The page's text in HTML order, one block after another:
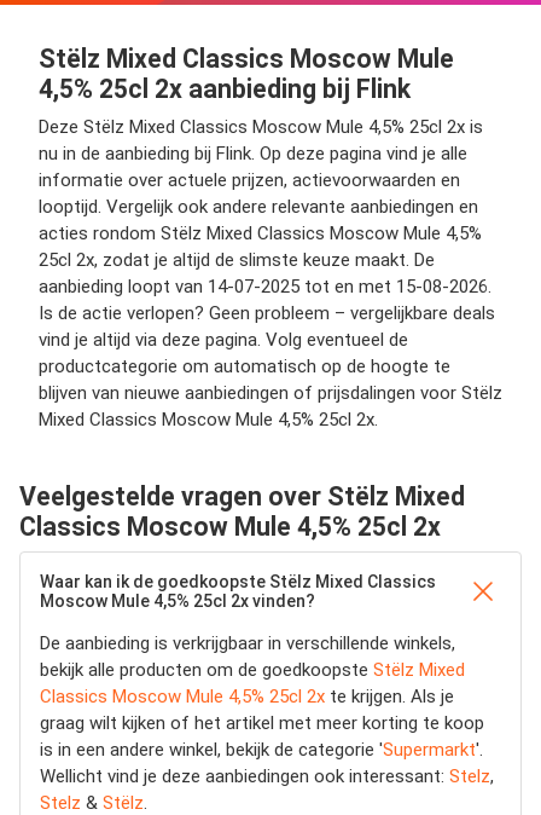
Stëlz Mixed Classics Moscow Mule
4,5% 25cl 2x aanbieding bij Flink
Deze Stëlz Mixed Classics Moscow Mule 4,5% 25cl 2x is
nu in de aanbieding bij Flink. Op deze pagina vind je alle
informatie over actuele prijzen, actievoorwaarden en
looptijd. Vergelijk ook andere relevante aanbiedingen en
acties rondom Stëlz Mixed Classics Moscow Mule 4,5%
25cl 2x, zodat je altijd de slimste keuze maakt. De
aanbieding loopt van 14-07-2025 tot en met 15-08-2026.
Is de actie verlopen? Geen probleem – vergelijkbare deals
vind je altijd via deze pagina. Volg eventueel de
productcategorie om automatisch op de hoogte te
blijven van nieuwe aanbiedingen of prijsdalingen voor Stëlz
Mixed Classics Moscow Mule 4,5% 25cl 2x.
Veelgestelde vragen over Stëlz Mixed
Classics Moscow Mule 4,5% 25cl 2x
Waar kan ik de goedkoopste Stëlz Mixed Classics
Moscow Mule 4,5% 25cl 2x vinden?
De aanbieding is verkrijgbaar in verschillende winkels,
bekijk alle producten om de goedkoopste Stëlz Mixed
Classics Moscow Mule 4,5% 25cl 2x te krijgen. Als je
graag wilt kijken of het artikel met meer korting te koop
is in een andere winkel, bekijk de categorie 'Supermarkt'.
Wellicht vind je deze aanbiedingen ook interessant: Stelz,
Stelz & Stëlz.